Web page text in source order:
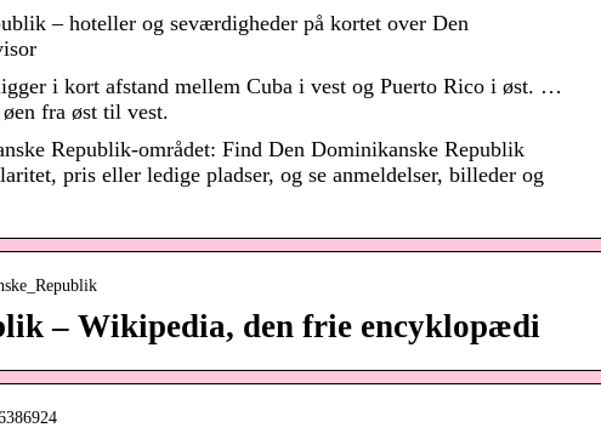
– hoteller og seværdigheder på kortet over Den
i kort afstand mellem Cuba i vest og Puerto Rico i øst. …
fra øst til vest.
Republik-området: Find Den Dominikanske Republik
pris eller ledige pladser, og se anmeldelser, billeder og
– Wikipedia, den frie encyklopædi